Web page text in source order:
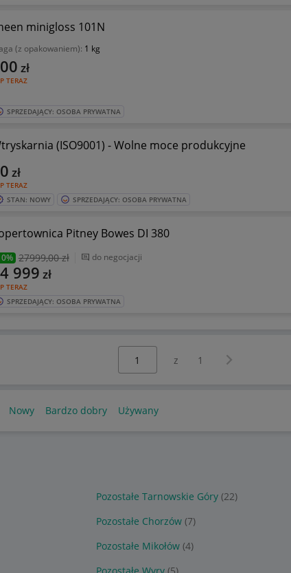
minigloss 101N
(z opakowaniem): 1 kg
TERAZ
zł
SPRZEDAJĄCY: OSOBA PRYWATNA
(ISO9001) - Wolne moce produkcyjne
TERAZ
zł
STAN: NOWY SPRZEDAJĄCY: OSOBA PRYWATNA
Pitney Bowes DI 380
27999,00 zł do negocjacji
TERAZ
999 zł
SPRZEDAJĄCY: OSOBA PRYWATNA
z 1 Następna strona
Nowy Bardzo dobry Używany
Pozostałe Tarnowskie Góry (22)
Pozostałe Chorzów (7)
Pozostałe Mikołów (4)